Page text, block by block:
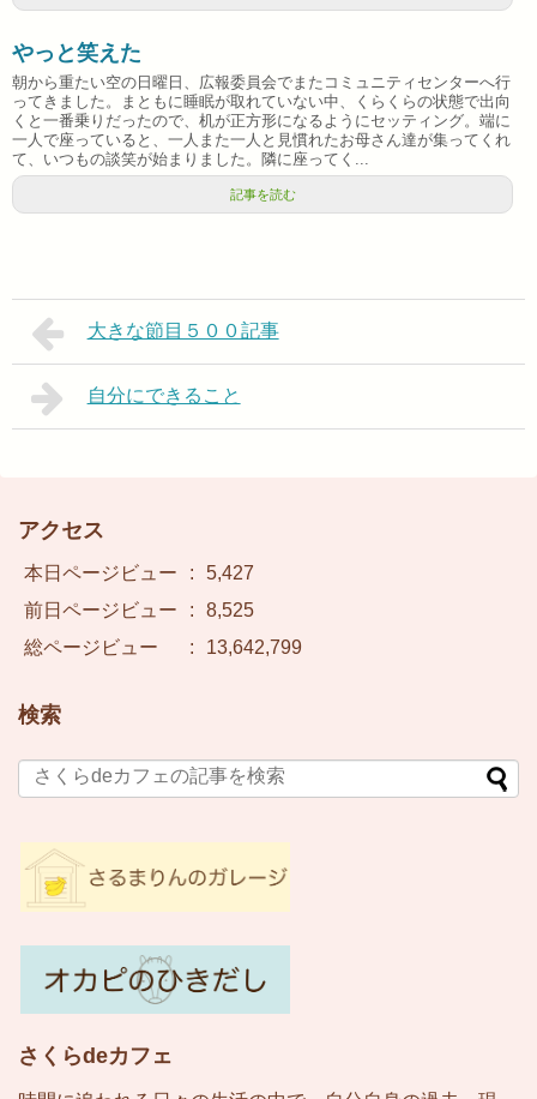
やっと笑えた
朝から重たい空の日曜日、広報委員会でまたコミュニティセンターへ行
ってきました。まともに睡眠が取れていない中、くらくらの状態で出向
くと一番乗りだったので、机が正方形になるようにセッティング。端に
一人で座っていると、一人また一人と見慣れたお母さん達が集ってくれ
て、いつもの談笑が始まりました。隣に座ってく...
記事を読む
大きな節目５００記事
自分にできること
アクセス
本日ページビュー :
5,427
前日ページビュー
:
8,525
総ページビュー
: 13,642,799
検索
さくらdeカフェ